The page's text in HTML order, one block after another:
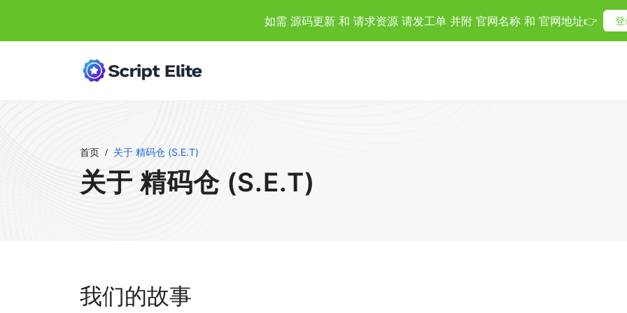
如需 源码更新 和 请求资源 请发工单 并附 官网名称 和 官网地址👉 登
首页 关于 精码仓 (S.E.T)
关于 精码仓 (S.E.T)
我们的故事